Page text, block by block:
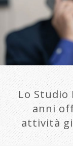
Lo Studio
anni
attività